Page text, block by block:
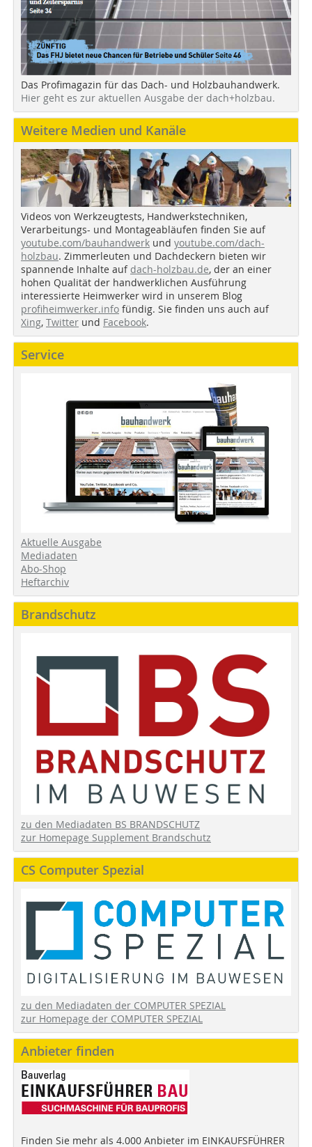
Das Profimagazin für das Dach- und Holzbauhandwerk.
Hier geht es zur aktuellen Ausgabe der dach+holzbau.
Weitere Medien und Kanäle
Videos von Werkzeugtests, Handwerkstechniken,
Verarbeitungs- und Montageabläufen finden Sie auf
youtube.com/bauhandwerk und youtube.com/dach-
holzbau. Zimmerleuten und Dachdeckern bieten wir
spannende Inhalte auf dach-holzbau.de, der an einer
hohen Qualität der handwerklichen Ausführung
interessierte Heimwerker wird in unserem Blog
profiheimwerker.info fündig. Sie finden uns auch auf
Xing, Twitter und Facebook.
Service
Aktuelle Ausgabe
Mediadaten
Abo-Shop
Heftarchiv
Brandschutz
zu den Mediadaten BS BRANDSCHUTZ
zur Homepage Supplement Brandschutz
CS Computer Spezial
zu den Mediadaten der COMPUTER SPEZIAL
zur Homepage der COMPUTER SPEZIAL
Anbieter finden
Finden Sie mehr als 4.000 Anbieter im EINKAUFSFÜHRER